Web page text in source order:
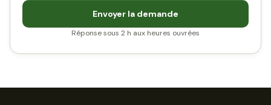
Envoyer la demande
Réponse sous 2 h aux heures ouvrées